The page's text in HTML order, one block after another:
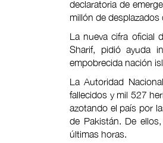
declaratoria de
millón de
La nueva cifra oficial
Sharif, pidió ayuda
empobrecida nación
La Autoridad
fallecidos y mil 527
azotando el país por
de Pakistán. De
últimas horas.